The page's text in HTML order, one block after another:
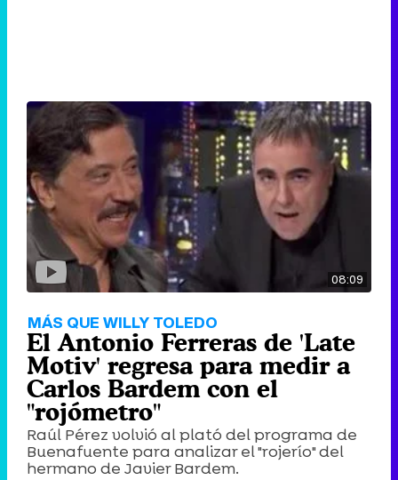
08:09
MÁS QUE WILLY TOLEDO
El Antonio Ferreras de 'Late
Motiv' regresa para medir a
Carlos Bardem con el
"rojómetro"
Raúl Pérez volvió al plató del programa de
Buenafuente para analizar el "rojerío" del
hermano de Javier Bardem.